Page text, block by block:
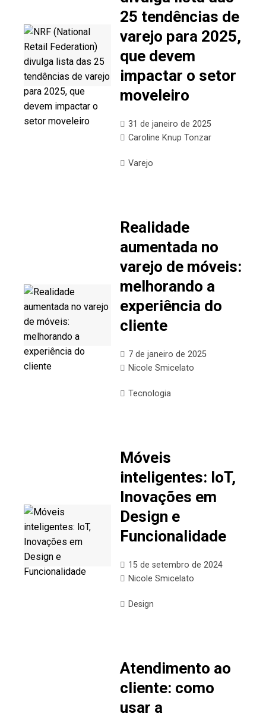
25 tendências de
varejo para 2025,
que devem
impactar o setor
moveleiro
31 de janeiro de 2025
Caroline Knup Tonzar
Varejo
Realidade
aumentada no
varejo de móveis:
melhorando a
experiência do
cliente
7 de janeiro de 2025
Nicole Smicelato
Tecnologia
Móveis
inteligentes: loT,
Inovações em
Design e
Funcionalidade
15 de setembro de 2024
Nicole Smicelato
Design
Atendimento ao
cliente: como
usar a